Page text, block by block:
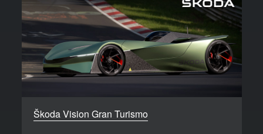
Škoda Vision Gran Turismo